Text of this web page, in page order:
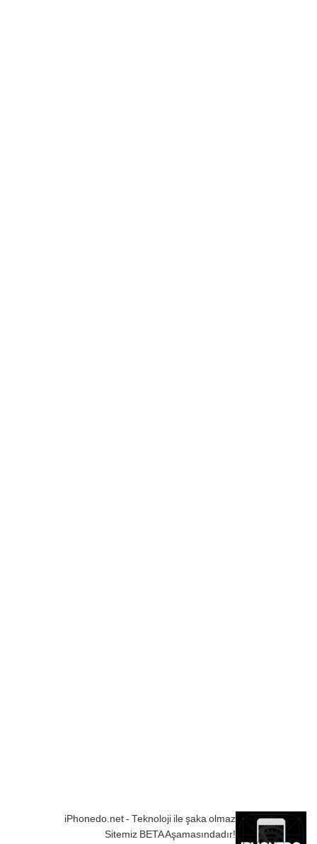
iPhonedo.net - Teknoloji ile şaka olmaz
Sitemiz BETA Aşamasındadır!